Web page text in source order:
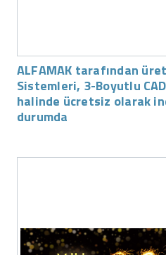
ALFAMAK tarafından
Sistemleri, 3-Boyutlu
halinde ücretsiz olarak
durumda